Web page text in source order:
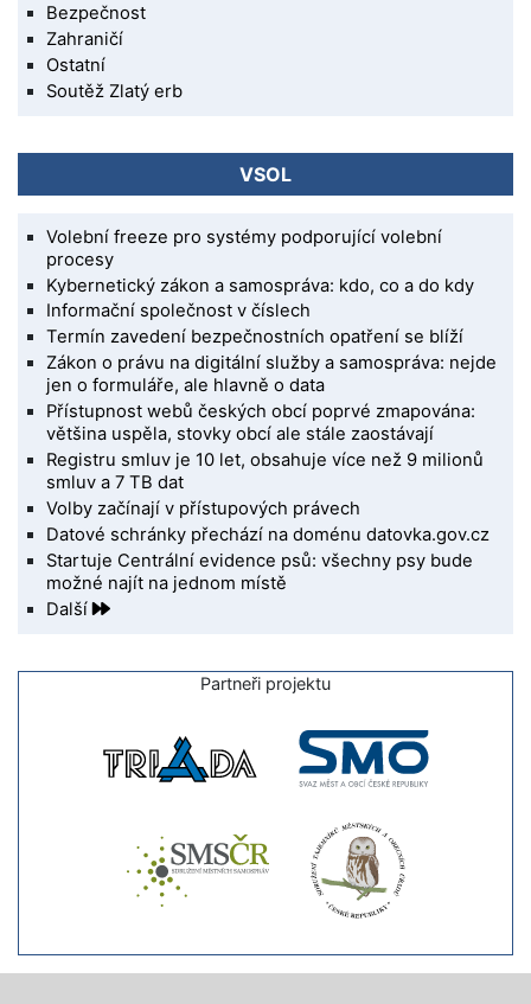
Bezpečnost
Zahraničí
Ostatní
Soutěž Zlatý erb
VSOL
Volební freeze pro systémy podporující volební
procesy
Kybernetický zákon a samospráva: kdo, co a do kdy
Informační společnost v číslech
Termín zavedení bezpečnostních opatření se blíží
Zákon o právu na digitální služby a samospráva: nejde
jen o formuláře, ale hlavně o data
Přístupnost webů českých obcí poprvé zmapována:
většina uspěla, stovky obcí ale stále zaostávají
Registru smluv je 10 let, obsahuje více než 9 milionů
smluv a 7 TB dat
Volby začínají v přístupových právech
Datové schránky přechází na doménu datovka.gov.cz
Startuje Centrální evidence psů: všechny psy bude
možné najít na jednom místě
Další
Partneři projektu